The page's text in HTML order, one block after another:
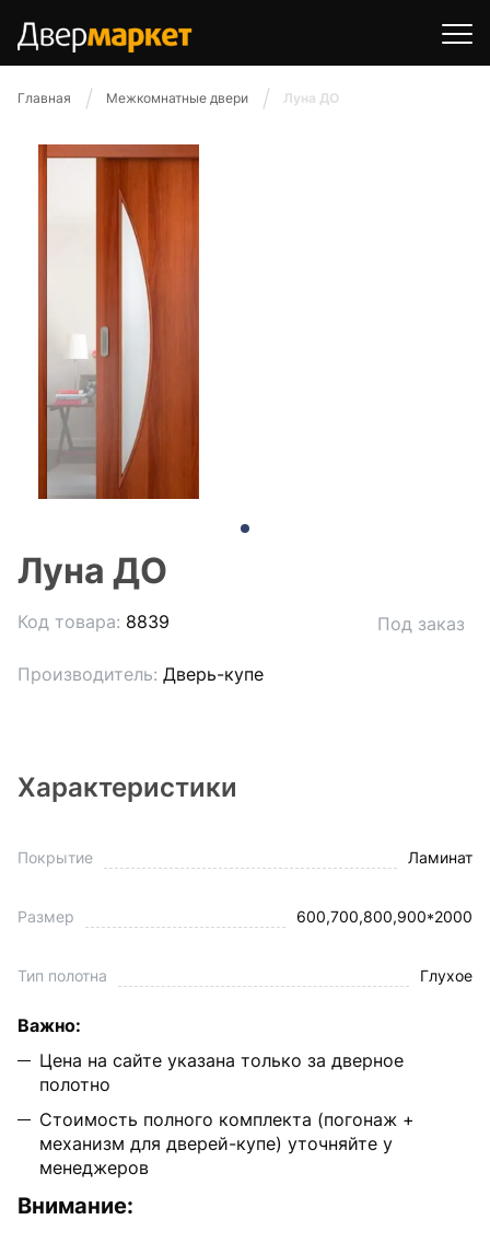
Главная Межкомнатные двери Луна ДО
Луна ДО
Код товара: 8839
Производитель: Дверь-купе
Под заказ
Характеристики
Покрытие Ламинат
Размер 600,700,800,900*2000
Тип полотна Глухое
Важно:
Цена на сайте указана только за дверное
полотно
Стоимость полного комплекта (погонаж +
механизм для дверей-купе) уточняйте у
менеджеров
Внимание: